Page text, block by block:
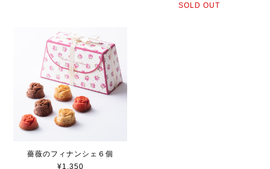
SOLD OUT
薔薇のフィナンシェ６個
¥1,350